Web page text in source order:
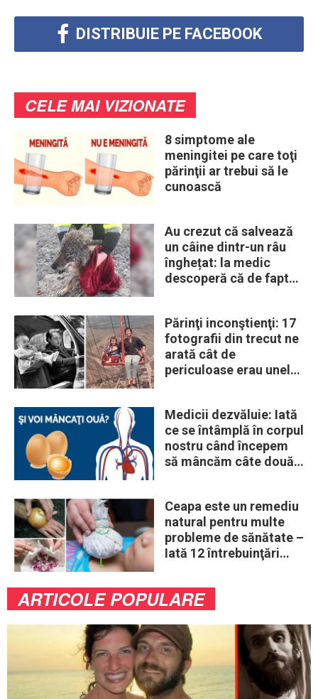
DISTRIBUIE PE FACEBOOK
CELE MAI VIZIONATE
8 simptome ale
meningitei pe care toţi
părinţii ar trebui să le
cunoască
Au crezut că salvează
un câine dintr-un râu
înghețat: la medic
descoperă că de fapt
Părinţi inconştienţi: 17
fotografii din trecut ne
arată cât de
periculoase erau unele
Medicii dezvăluie: Iată
ce se întâmplă în corpul
nostru când începem
să mâncăm câte două
Ceapa este un remediu
natural pentru multe
probleme de sănătate –
Iată 12 întrebuinţări
ARTICOLE POPULARE